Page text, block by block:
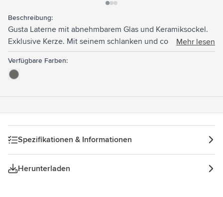
Beschreibung:
Gusta Laterne mit abnehmbarem Glas und Keramiksockel.
Exklusive Kerze. Mit seinem schlanken und coolen Design
ein dekorativer Stimmungsgeber für drinnen und draußen.
Mehr lesen
Verfügbare Farben:
Spezifikationen & Informationen
Herunterladen